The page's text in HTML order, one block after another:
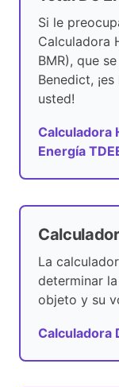
Si le
Calculadora
BMR), que
Benedict,
usted!
Calculadora
Energía
La
determinar
objeto y su
Calculadora